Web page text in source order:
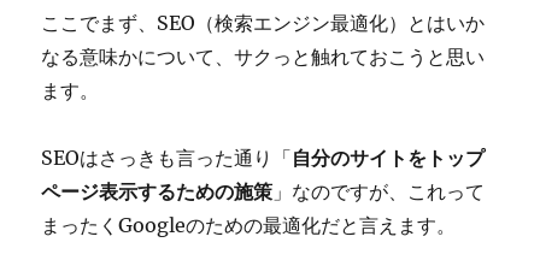
ここでまず、SEO（検索エンジン最適化）とはいか
なる意味かについて、サクっと触れておこうと思い
ます。
SEOはさっきも言った通り「自分のサイトをトップ
ページ表示するための施策 」なのですが、これって
まったくGoogleのための最適化だと言えます。